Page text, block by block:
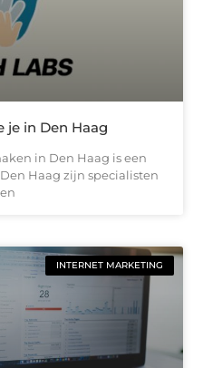
je in Den Haag
in Den Haag is een
Haag zijn specialisten
INTERNET MARKETING